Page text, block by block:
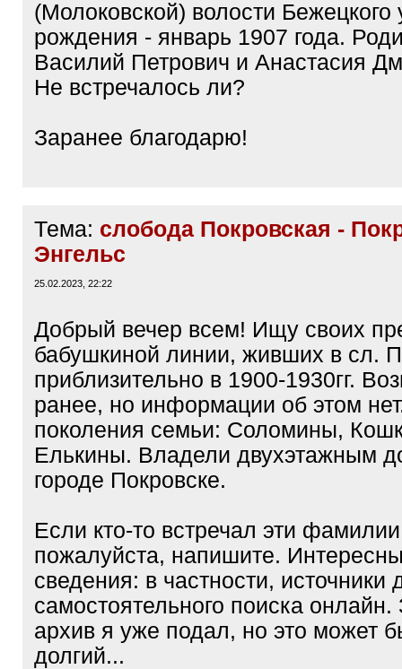
(Молоковской) волости Бежецкого
рождения - январь 1907 года.
Василий Петрович и Анастасия
Не встречалось ли?
Заранее благодарю!
Тема: слобода Покровская -
Энгельс
25.02.2023, 22:22
Добрый вечер всем! Ищу своих
бабушкиной линии, живших в сл.
приблизительно в 1900-1930гг.
ранее, но информации об этом
поколения семьи: Соломины,
Елькины. Владели двухэтажным
городе Покровске.
Если кто-то встречал эти
пожалуйста, напишите.
сведения: в частности, источники
самостоятельного поиска
архив я уже подал, но это может
долгий...